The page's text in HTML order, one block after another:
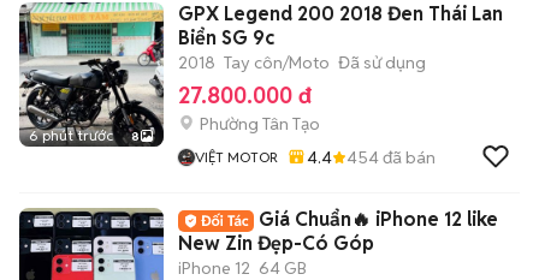
6 phút trước 8
GPX Legend 200 2018 Đen Thái Lan
Biển SG 9c
2018 Tay côn/Moto Đã sử dụng
27.800.000 đ
Phường Tân Tạo
VIỆT MOTOR 4.4 454đã bán
Giá Chuẩn🔥 iPhone 12 like
New Zin Đẹp-Có Góp
iPhone 12 64 GB